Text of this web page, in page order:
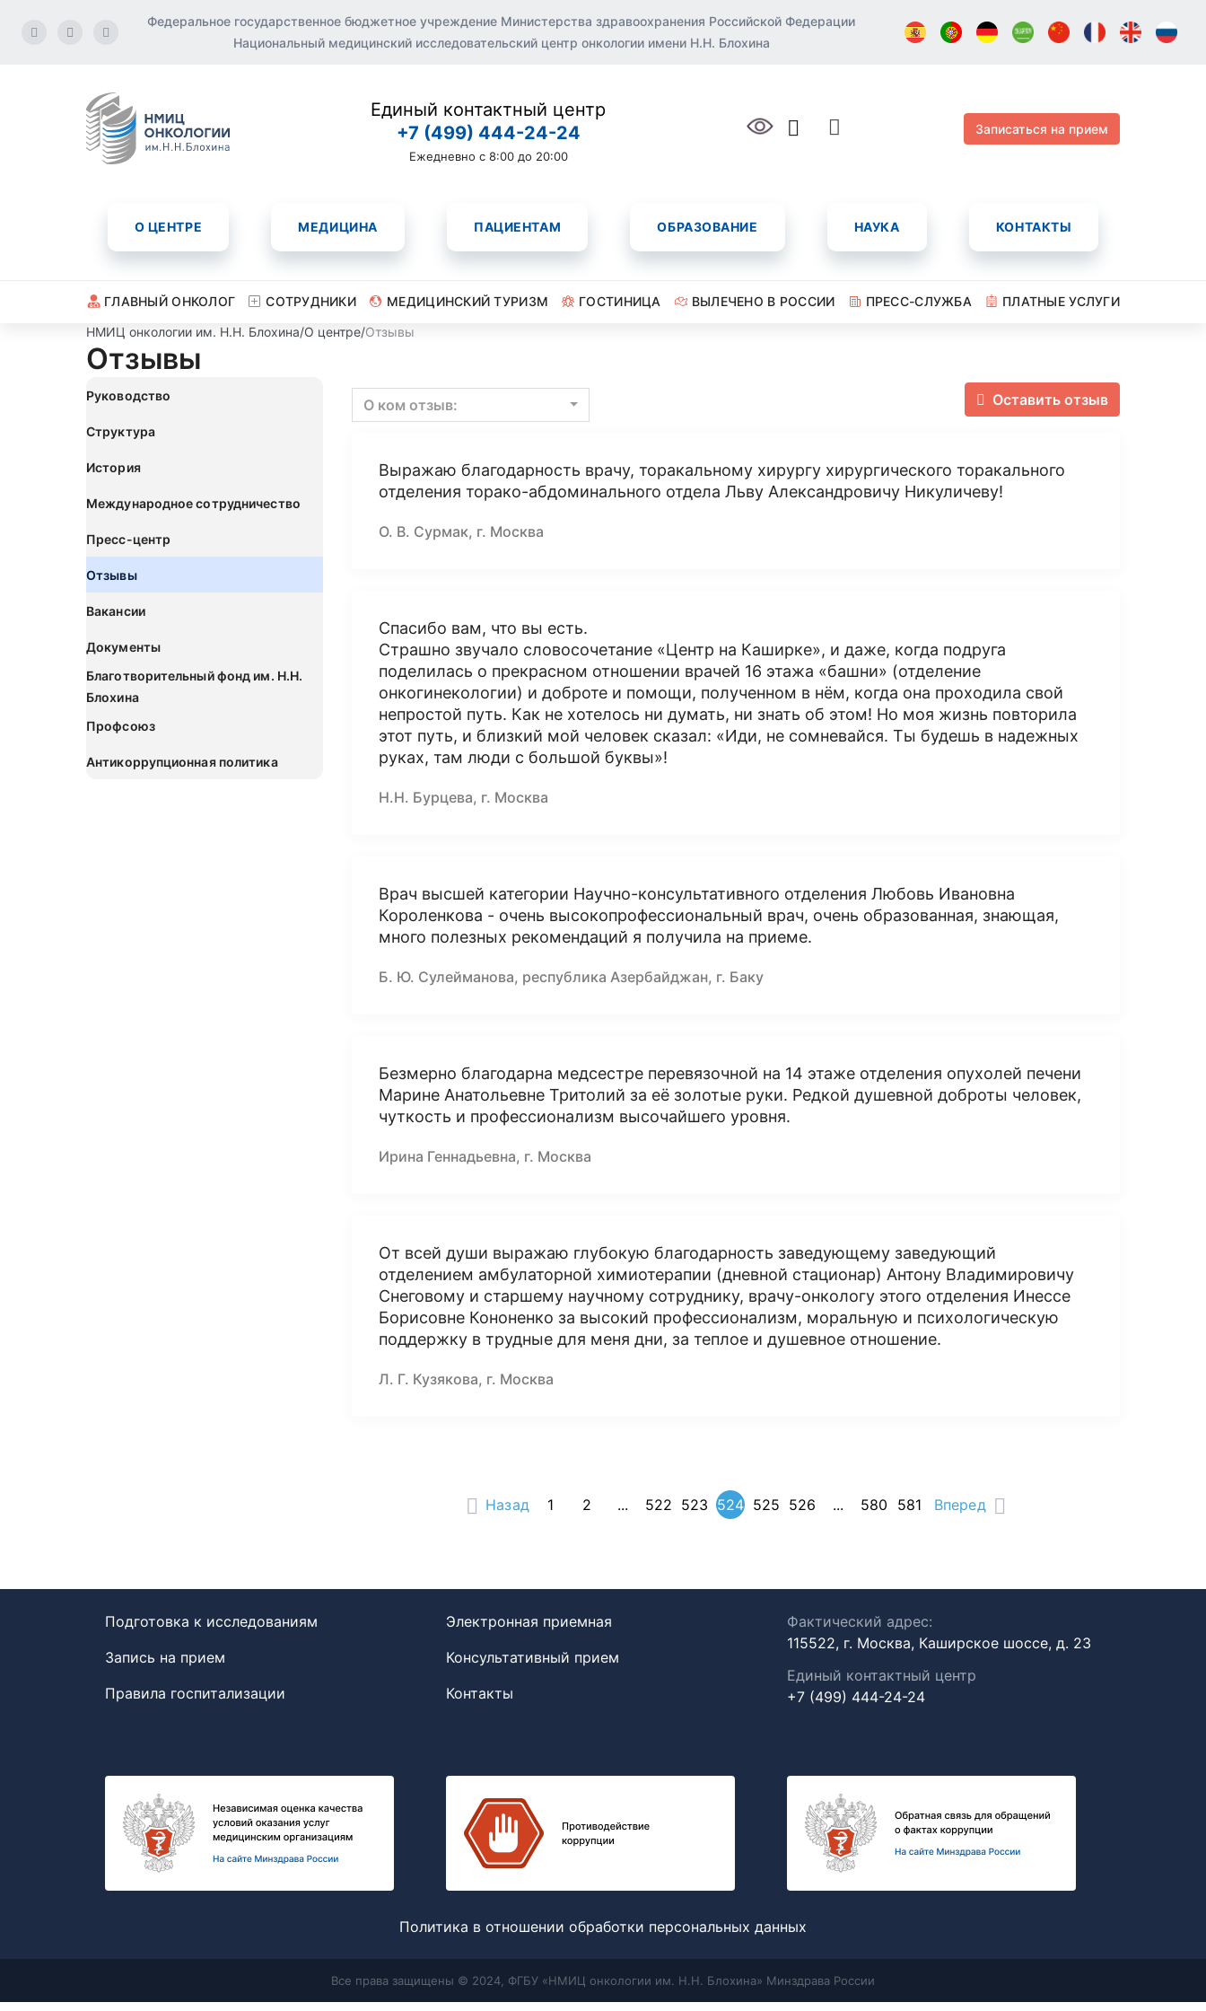
Федеральное государственное бюджетное учреждение Министерства здравоохранения Российской Федерации
Национальный медицинский исследовательский центр онкологии имени Н.Н. Блохина
Единый контактный центр
+7 (499) 444-24-24
Ежедневно с 8:00 до 20:00
Записаться на прием
О ЦЕНТРЕ МЕДИЦИНА ПАЦИЕНТАМ ОБРАЗОВАНИЕ НАУКА КОНТАКТЫ
ГЛАВНЫЙ ОНКОЛОГ СОТРУДНИКИ МЕДИЦИНСКИЙ ТУРИЗМ ГОСТИНИЦА ВЫЛЕЧЕНО В РОССИИ ПРЕСС-СЛУЖБА
ПЛАТНЫЕ УСЛУГИ
НМИЦ онкологии им. Н.Н. Блохина/О центре/Отзывы
Отзывы
Руководство
Структура
История
Международное сотрудничество
Пресс-центр
Отзывы
Вакансии
Документы
Благотворительный фонд им. Н.Н.
Блохина
Профсоюз
Антикоррупционная политика
Оставить отзыв
О ком отзыв:
Выражаю благодарность врачу, торакальному хирургу хирургического торакального
отделения торако-абдоминального отдела Льву Александровичу Никуличеву!
О. В. Сурмак, г. Москва
Спасибо вам, что вы есть.
Страшно звучало словосочетание «Центр на Каширке», и даже, когда подруга
поделилась о прекрасном отношении врачей 16 этажа «башни» (отделение
онкогинекологии) и доброте и помощи, полученном в нём, когда она проходила свой
непростой путь. Как не хотелось ни думать, ни знать об этом! Но моя жизнь повторила
этот путь, и близкий мой человек сказал: «Иди, не сомневайся. Ты будешь в надежных
руках, там люди с большой буквы»!
Н.Н. Бурцева, г. Москва
Врач высшей категории Научно-консультативного отделения Любовь Ивановна
Короленкова - очень высокопрофессиональный врач, очень образованная, знающая,
много полезных рекомендаций я получила на приеме.
Б. Ю. Сулейманова, республика Азербайджан, г. Баку
Безмерно благодарна медсестре перевязочной на 14 этаже отделения опухолей печени
Марине Анатольевне Тритолий за её золотые руки. Редкой душевной доброты человек,
чуткость и профессионализм высочайшего уровня.
Ирина Геннадьевна, г. Москва
От всей души выражаю глубокую благодарность заведующему заведующий
отделением амбулаторной химиотерапии (дневной стационар) Антону Владимировичу
Снеговому и старшему научному сотруднику, врачу-онкологу этого отделения Инессе
Борисовне Кононенко за высокий профессионализм, моральную и психологическую
поддержку в трудные для меня дни, за теплое и душевное отношение.
Л. Г. Кузякова, г. Москва
Назад 1 2 ... 522 523 524 525 526 ... 580 581 Вперед
Подготовка к исследованиям
Запись на прием
Правила госпитализации
Электронная приемная
Консультативный прием
Контакты
Фактический адрес:
115522, г. Москва, Каширское шоссе, д. 23
Единый контактный центр
+7 (499) 444-24-24
Политика в отношении обработки персональных данных
Все права защищены © 2024, ФГБУ «НМИЦ онкологии им. Н.Н. Блохина» Минздрава России